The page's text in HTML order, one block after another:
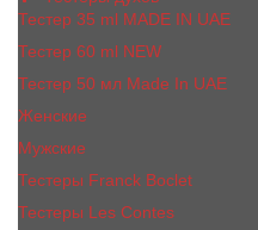
Тестер 35 ml MADE IN UAE
Тестер 60 ml NEW
Тестер 50 мл Made In UAE
Женские
Мужские
Тестеры Franck Boclet
Тестеры Les Contes